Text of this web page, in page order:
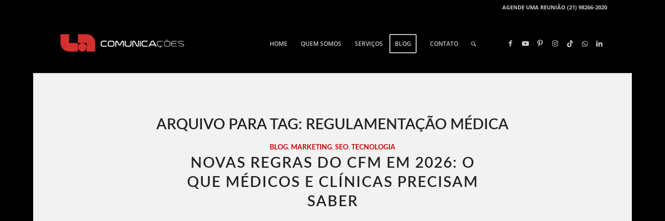
AGENDE UMA REUNIÃO (21) 98266-2020
HOME QUEM SOMOS SERVIÇOS BLOG CONTATO
ARQUIVO PARA TAG: REGULAMENTAÇÃO MÉDICA
BLOG, MARKETING, SEO, TECNOLOGIA
NOVAS REGRAS DO CFM EM 2026: O
QUE MÉDICOS E CLÍNICAS PRECISAM
SABER